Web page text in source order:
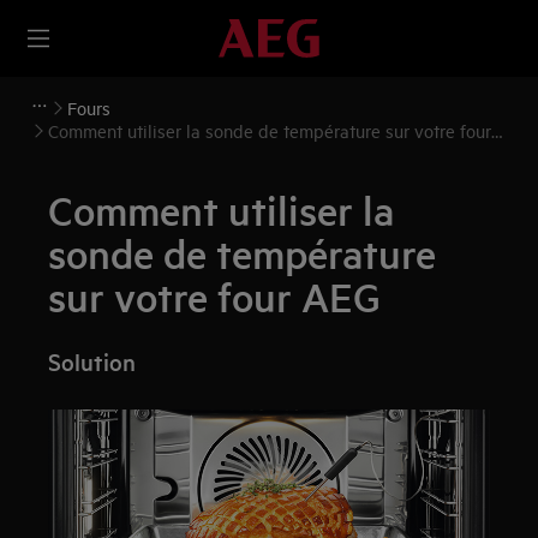
Fours
Comment utiliser la sonde de température sur votre four
Comment utiliser la
sonde de température
sur votre four AEG
Solution